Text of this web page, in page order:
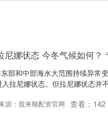
尼娜状态 今冬气候如何？
部和中部海水大范围持续异常
拉尼娜状态。但拉尼娜状态并
源：股来顺配资官网 查看： 142